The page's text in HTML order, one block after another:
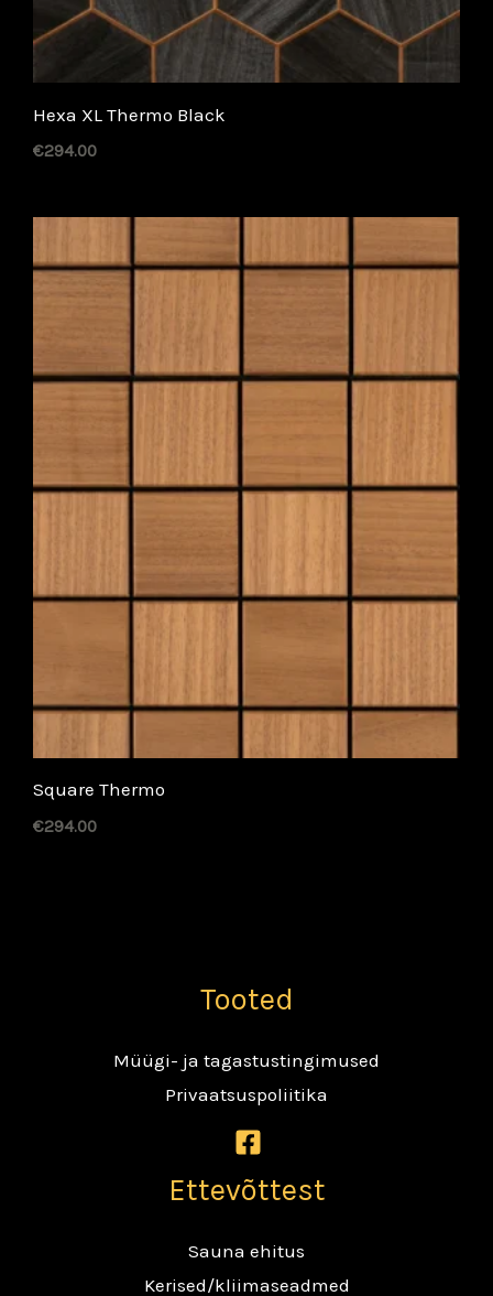
Hexa XL Thermo Black
€294.00
Square Thermo
€294.00
Tooted
Müügi- ja tagastustingimused
Privaatsuspoliitika
Ettevõttest
Sauna ehitus
Kerised/kliimaseadmed